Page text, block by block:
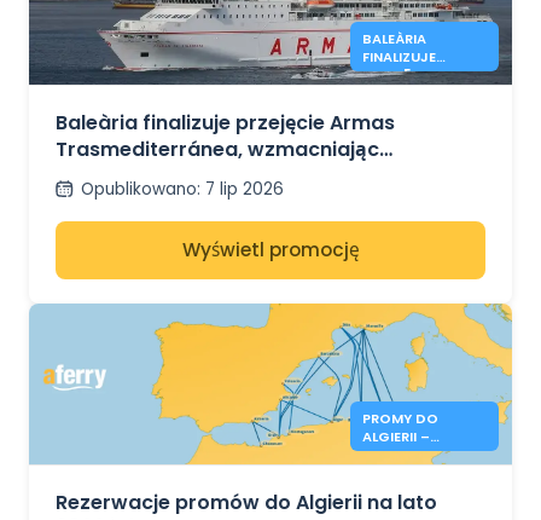
BALEÀRIA
FINALIZUJE
PRZEJĘCIE
Baleària finalizuje przejęcie Armas
Trasmediterránea, wzmacniając
połączenia promowe między Hiszpanią a
Afryką Północną
Opublikowano: 7 lip 2026
Wyświetl promocję
PROMY DO
ALGIERII –
REZERWACJE NA
OTWARTE
Rezerwacje promów do Algierii na lato